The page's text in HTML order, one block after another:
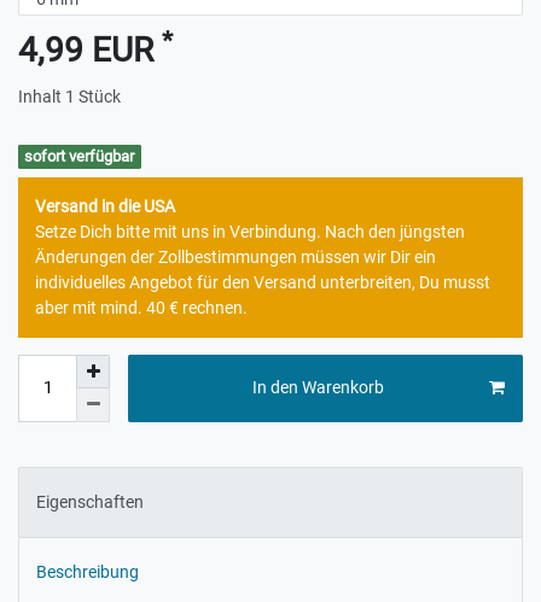
4,99 EUR *
Inhalt 1 Stück
sofort verfügbar
Versand in die USA
Setze Dich bitte mit uns in Verbindung. Nach den jüngsten
Änderungen der Zollbestimmungen müssen wir Dir ein
individuelles Angebot für den Versand unterbreiten, Du musst
aber mit mind. 40 € rechnen.
In den Warenkorb
Eigenschaften
Beschreibung